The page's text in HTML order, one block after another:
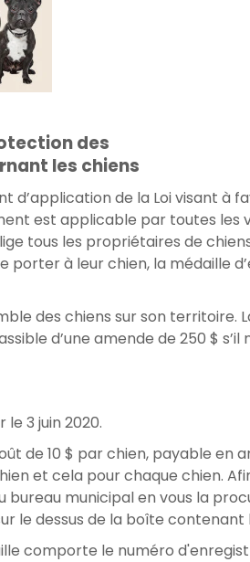
des
les chiens
d’application de la Loi visant à
est applicable par toutes les
tous les propriétaires de
porter à leur chien, la médaille
des chiens sur son territoire.
d’une amende de 250 $
3 juin 2020.
de 10 $ par chien, payable en
et cela pour chaque chien.
municipal en vous la
le dessus de la boîte contenant
comporte le numéro